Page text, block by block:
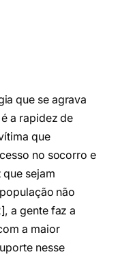
que se agrava
a rapidez de
que
no socorro e
sejam
não
a gente faz a
a maior
nesse